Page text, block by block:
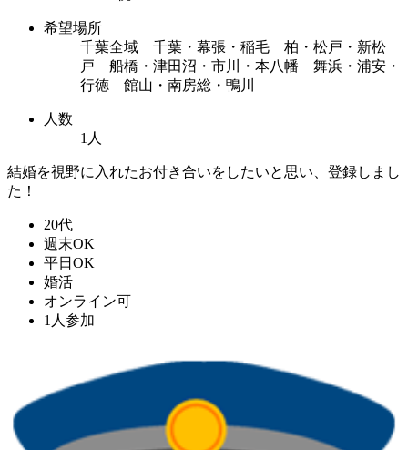
希望場所
千葉全域 千葉・幕張・稲毛 柏・松戸・新松
戸 船橋・津田沼・市川・本八幡 舞浜・浦安・
行徳 館山・南房総・鴨川
人数
1人
結婚を視野に入れたお付き合いをしたいと思い、登録しまし
た！
20代
週末OK
平日OK
婚活
オンライン可
1人参加